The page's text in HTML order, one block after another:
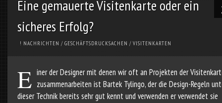
Eine gemauerte Visitenkarte oder ein
sicheres Erfolg?
! NACHRICHTEN / GESCHÄFTSDRUCKSACHEN / VISITENKARTEN
E iner der Designer mit denen wir oft an Projekten der
zusammenarbeiten ist Bartek Tylingo, der die Design-Regeln
dieser Technik bereits sehr gut kennt und verwenden er verwendet sie